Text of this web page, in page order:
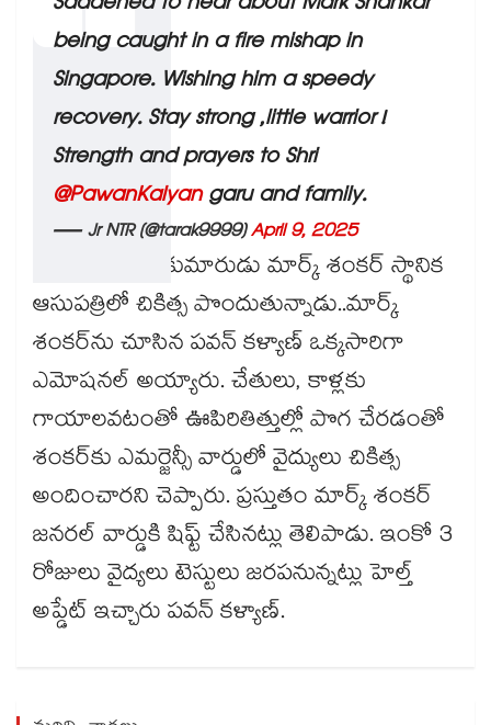
being caught in a fire mishap in
Singapore. Wishing him a speedy
recovery. Stay strong ,little warrior !
Strength and prayers to Shri
@PawanKalyangaru and family.
— Jr NTR (@tarak9999)April 9, 2025
ప్రస్తుతం పవన్ కుమారుడు మార్క్ శంకర్ స్థానిక
ఆసుపత్రిలో చికిత్స పొందుతున్నాడు..మార్క్
శంకర్‌ను చూసిన పవన్ కళ్యాణ్ ఒక్కసారిగా
ఎమోషనల్ అయ్యారు. చేతులు, కాళ్లకు
గాయాలవటంతో ఊపిరితిత్తుల్లో పొగ చేరడంతో
శంకర్‌కు ఎమర్జెన్సీ వార్డులో వైద్యులు చికిత్స
అందించారని చెప్పారు. ప్రస్తుతం మార్క్ శంకర్
జనరల్ వార్డుకి షిఫ్ట్ చేసినట్లు తెలిపాడు. ఇంకో 3
రోజులు వైద్యలు టెస్టులు జరపనున్నట్లు హెల్త్
అప్డేట్ ఇచ్చారు పవన్ కళ్యాణ్.